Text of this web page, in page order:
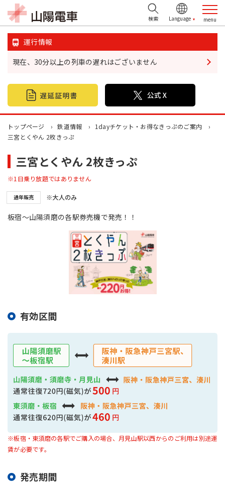
運行情報
現在、30分以上の列車の遅れはございません
トップページ 鉄道情報
1dayチケット・お得なきっぷのご案内
三宮とくやん 2枚きっぷ
三宮とくやん 2枚きっぷ
※1日乗り放題ではありません
通年販売 ※大人のみ
板宿～山陽須磨の各駅券売機で発売！！
有効区間
※板宿・東須磨の各駅でご購入の場合、月見山駅以西からのご利用は別途運
賃が必要です。
発売期間
検索
おでかけ情報
不動産情報
山陽電鉄グループ
お問い合わせ
リンク集 個人情報の取扱いについて